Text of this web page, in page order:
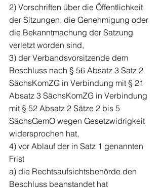
2) Vorschriften über die Öffentlichkeit
der Sitzungen, die Genehmigung oder
die Bekanntmachung der Satzung
verletzt worden sind,
3) der Verbandsvorsitzende dem
Beschluss nach § 56 Absatz 3 Satz 2
SächsKomZG in Verbindung mit § 21
Absatz 3 SächsKomZG in Verbindung
mit § 52 Absatz 2 Sätze 2 bis 5
SächsGemO wegen Gesetzwidrigkeit
widersprochen hat,
4) vor Ablauf der in Satz 1 genannten
Frist
a) die Rechtsaufsichtsbehörde den
Beschluss beanstandet hat